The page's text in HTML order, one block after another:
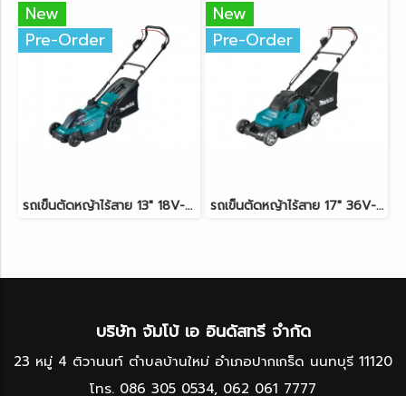
New
Pre-Order
รถเข็นตัดหญ้าไร้สาย 13" 18V-LXT MAKITA DLM330Z ตัวเครื่องเปล่า
New
Pre-Order
รถเข็นตัดหญ้าไร้สาย 17" 36V-LXT (18Vx2) MAKITA DLM432Z ตัวเครื่องเปล่า
บริษัท จัมโบ้ เอ อินดัสทรี จำกัด
23 หมู่ 4 ติวานนท์ ตำบลบ้านใหม่ อำเภอปากเกร็ด นนทบุรี 11120
โทร. 086 305 0534, 062 061 7777